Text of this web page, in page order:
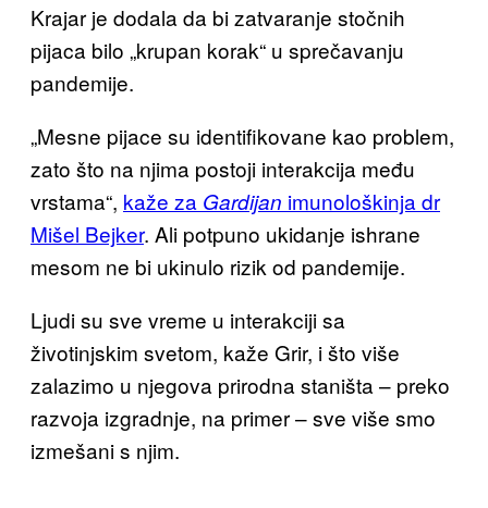
Krajar je dodala da bi zatvaranje stočnih
pijaca bilo „krupan korak“ u sprečavanju
pandemije.
„Mesne pijace su identifikovane kao problem,
zato što na njima postoji interakcija među
vrstama“, kaže za Gardijan imunološkinja dr
Mišel Bejker. Ali potpuno ukidanje ishrane
mesom ne bi ukinulo rizik od pandemije.
Ljudi su sve vreme u interakciji sa
životinjskim svetom, kaže Grir, i što više
zalazimo u njegova prirodna staništa – preko
razvoja izgradnje, na primer – sve više smo
izmešani s njim.